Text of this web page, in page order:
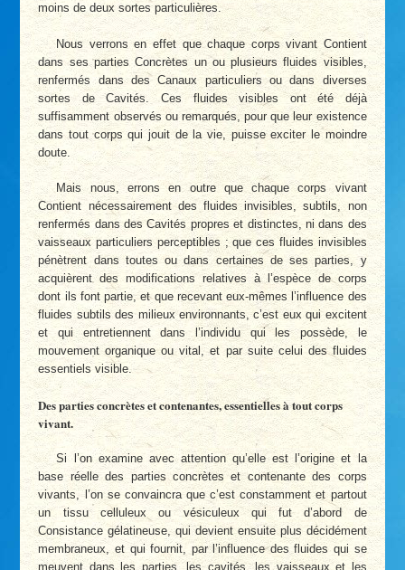
moins de deux sortes particulières.
Nous verrons en effet que chaque corps vivant Contient
dans ses parties Concrètes un ou plusieurs fluides visibles,
renfermés dans des Canaux particuliers ou dans diverses
sortes de Cavités. Ces fluides visibles ont été déjà
suffisamment observés ou remarqués, pour que leur existence
dans tout corps qui jouit de la vie, puisse exciter le moindre
doute.
Mais nous, errons en outre que chaque corps vivant
Contient nécessairement des fluides invisibles, subtils, non
renfermés dans des Cavités propres et distinctes, ni dans des
vaisseaux particuliers perceptibles ; que ces fluides invisibles
pénètrent dans toutes ou dans certaines de ses parties, y
acquièrent des modifications relatives à l’espèce de corps
dont ils font partie, et que recevant eux-mêmes l’influence des
fluides subtils des milieux environnants, c’est eux qui excitent
et qui entretiennent dans l’individu qui les possède, le
mouvement organique ou vital, et par suite celui des fluides
essentiels visible.
Des parties concrètes et contenantes, essentielles à tout corps
vivant.
Si l’on examine avec attention qu’elle est l’origine et la
base réelle des parties concrètes et contenante des corps
vivants, l’on se convaincra que c’est constamment et partout
un tissu celluleux ou vésiculeux qui fut d’abord de
Consistance gélatineuse, qui devient ensuite plus décidément
membraneux, et qui fournit, par l’influence des fluides qui se
meuvent dans les parties, les cavités, les vaisseaux et les